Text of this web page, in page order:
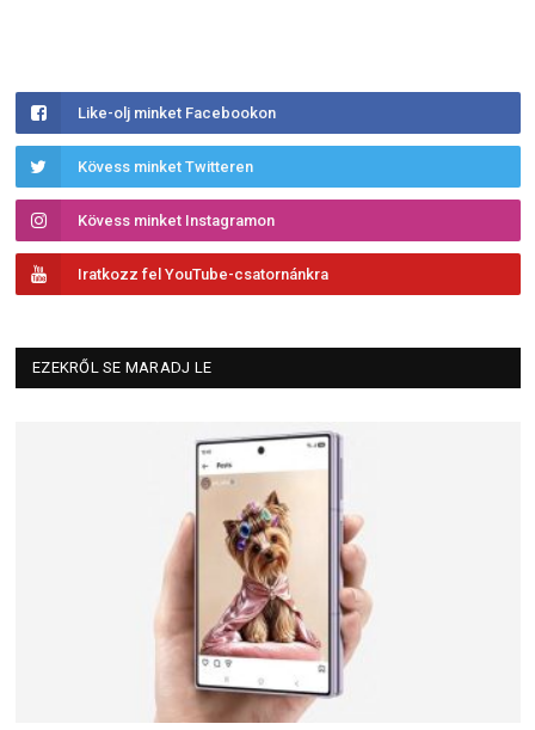
Like-olj minket Facebookon
Kövess minket Twitteren
Kövess minket Instagramon
Iratkozz fel YouTube-csatornánkra
EZEKRŐL SE MARADJ LE